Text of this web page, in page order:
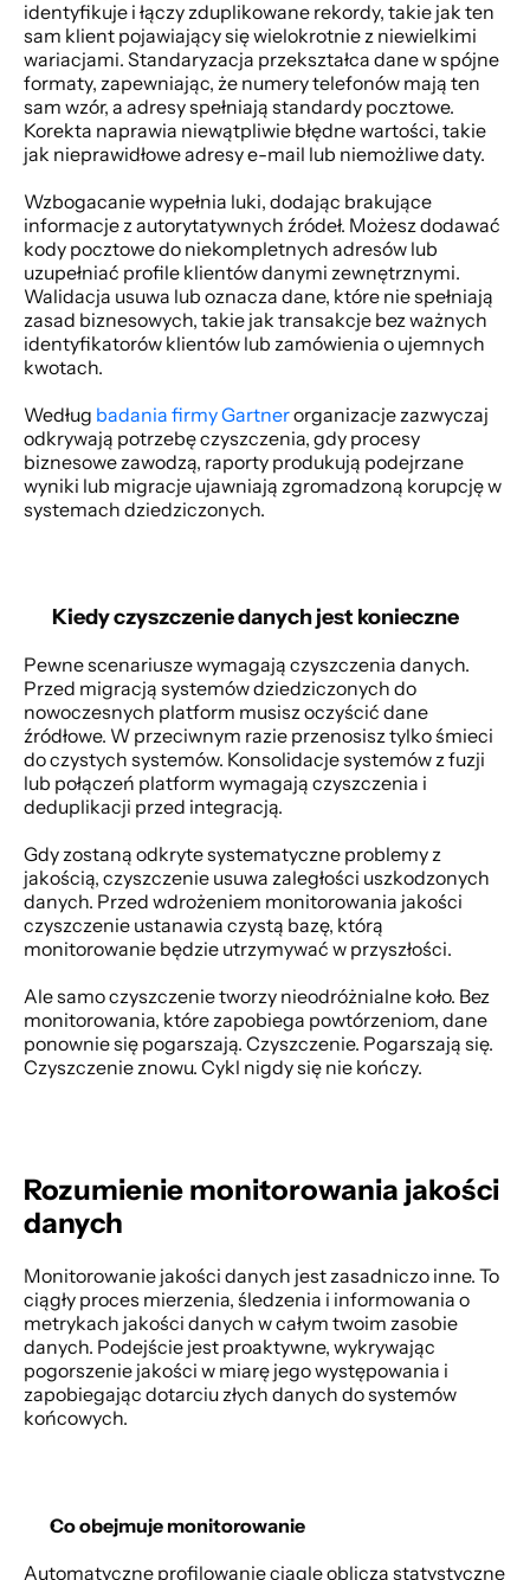
identyfikuje i łączy zduplikowane rekordy, takie jak ten
sam klient pojawiający się wielokrotnie z niewielkimi
wariacjami. Standaryzacja przekształca dane w spójne
formaty, zapewniając, że numery telefonów mają ten
sam wzór, a adresy spełniają standardy pocztowe.
Korekta naprawia niewątpliwie błędne wartości, takie
jak nieprawidłowe adresy e-mail lub niemożliwe daty.
Wzbogacanie wypełnia luki, dodając brakujące
informacje z autorytatywnych źródeł. Możesz dodawać
kody pocztowe do niekompletnych adresów lub
uzupełniać profile klientów danymi zewnętrznymi.
Walidacja usuwa lub oznacza dane, które nie spełniają
zasad biznesowych, takie jak transakcje bez ważnych
identyfikatorów klientów lub zamówienia o ujemnych
kwotach.
Według badania firmy Gartner organizacje zazwyczaj
odkrywają potrzebę czyszczenia, gdy procesy
biznesowe zawodzą, raporty produkują podejrzane
wyniki lub migracje ujawniają zgromadzoną korupcję w
systemach dziedziczonych.
Kiedy czyszczenie danych jest konieczne
Pewne scenariusze wymagają czyszczenia danych.
Przed migracją systemów dziedziczonych do
nowoczesnych platform musisz oczyścić dane
źródłowe. W przeciwnym razie przenosisz tylko śmieci
do czystych systemów. Konsolidacje systemów z fuzji
lub połączeń platform wymagają czyszczenia i
deduplikacji przed integracją.
Gdy zostaną odkryte systematyczne problemy z
jakością, czyszczenie usuwa zaległości uszkodzonych
danych. Przed wdrożeniem monitorowania jakości
czyszczenie ustanawia czystą bazę, którą
monitorowanie będzie utrzymywać w przyszłości.
Ale samo czyszczenie tworzy nieodróżnialne koło. Bez
monitorowania, które zapobiega powtórzeniom, dane
ponownie się pogarszają. Czyszczenie. Pogarszają się.
Czyszczenie znowu. Cykl nigdy się nie kończy.
Rozumienie monitorowania jakości
danych
Monitorowanie jakości danych jest zasadniczo inne. To
ciągły proces mierzenia, śledzenia i informowania o
metrykach jakości danych w całym twoim zasobie
danych. Podejście jest proaktywne, wykrywając
pogorszenie jakości w miarę jego występowania i
zapobiegając dotarciu złych danych do systemów
końcowych.
Co obejmuje monitorowanie
Automatyczne profilowanie ciągle oblicza statystyczne